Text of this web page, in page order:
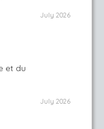
July 2026
et du
July 2026